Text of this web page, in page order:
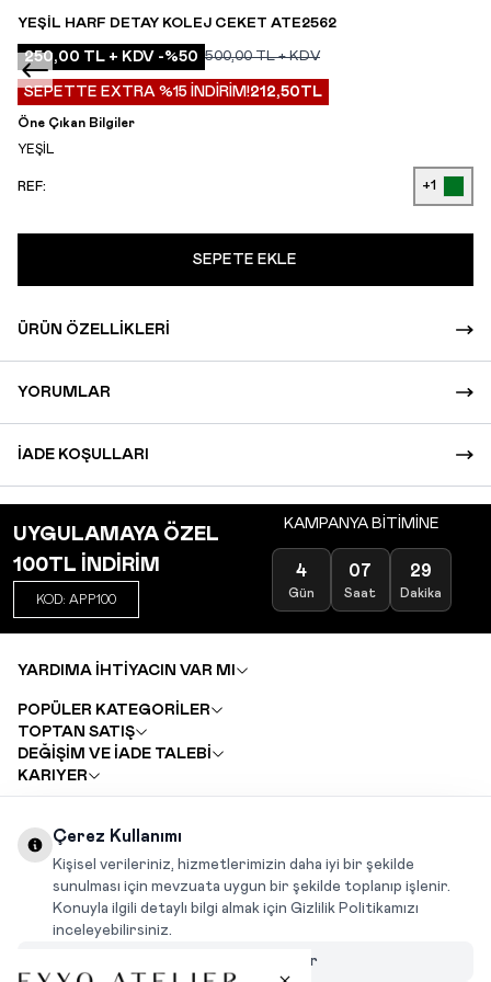
YEŞIL HARF DETAY KOLEJ CEKET ATE2562
250,00 TL + KDV -%50 500,00TL + KDV
SEPETTE EXTRA %15 İNDİRİM!212,50TL
Öne Çıkan Bilgiler
YEŞİL
REF: +1
SEPETE EKLE
ÜRÜN ÖZELLIKLERI
YORUMLAR
İADE KOŞULLARI
UYGULAMAYA ÖZEL
100TL İNDİRİM
KOD: APP100
KAMPANYA BİTİMİNE
4
Gün
07
Saat
29
Dakika
YARDIMA İHTİYACIN VAR MI
POPÜLER KATEGORİLER
TOPTAN SATIŞ
DEĞİŞİM VE İADE TALEBİ
KARIYER
INSTAGRAM|
Çerez Kullanımı
Kişisel verileriniz, hizmetlerimizin daha iyi bir şekilde
sunulması için mevzuata uygun bir şekilde toplanıp işlenir.
Konuyla ilgili detaylı bilgi almak için Gizlilik Politikamızı
inceleyebilirsiniz.
Çerezleri Özelleştir